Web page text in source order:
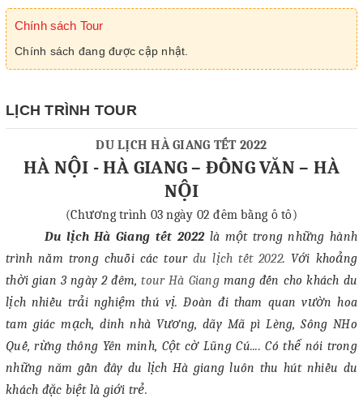
Chính sách Tour
Chính sách đang được cập nhật.
LỊCH TRÌNH TOUR
DU LỊCH HÀ GIANG TẾT 2022
HÀ NỘI - HÀ GIANG– ĐỒNG VĂN – HÀ
NỘI
(Chương trình 03 ngày 02 đêm bằng ô tô)
Du lịch Hà Giang tết 2022là một trong những hành
trình nằm trong chuỗi các tourdu lịch tết 2022. Với khoảng
thời gian 3 ngày 2 đêm,tour Hà Giangmang đến cho khách du
lịch nhiều trải nghiệm thú vị. Đoàn đi tham quan vườn hoa
tam giác mạch, dinh nhà Vương, dãy Mã pì Lèng, Sông NHo
Quế, rừng thông Yên minh, Cột cờ Lũng Cú.... Có thể nói trong
những năm gần đây du lịch Hà giang luôn thu hút nhiều du
khách đặc biệt là giới trẻ.